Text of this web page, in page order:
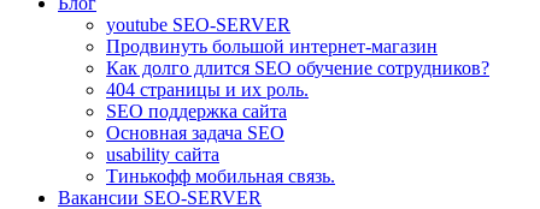
youtube SEO-SERVER
Продвинуть большой интернет-магазин
Как долго длится SEO обучение сотрудников?
404 страницы и их роль.
SEO поддержка сайта
Основная задача SEO
usability сайта
Тинькофф мобильная связь.
Вакансии SEO-SERVER